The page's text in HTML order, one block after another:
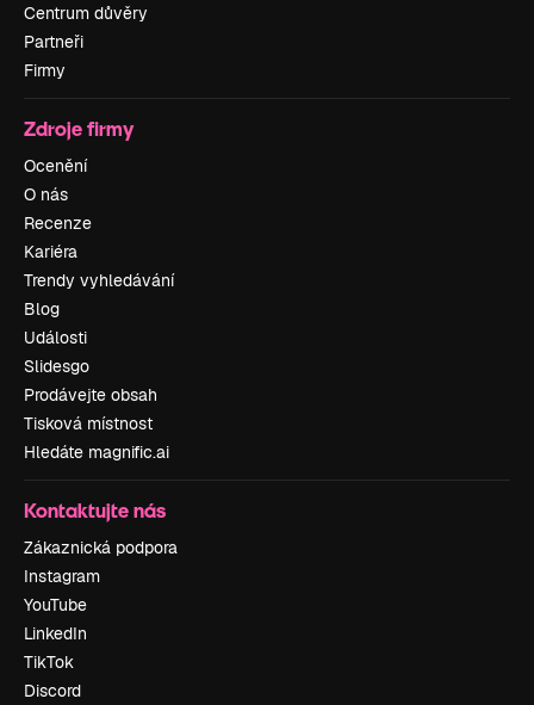
Centrum důvěry
Partneři
Firmy
Zdroje firmy
Ocenění
O nás
Recenze
Kariéra
Trendy vyhledávání
Blog
Události
Slidesgo
Prodávejte obsah
Tisková místnost
Hledáte magnific.ai
Kontaktujte nás
Zákaznická podpora
Instagram
YouTube
LinkedIn
TikTok
Discord